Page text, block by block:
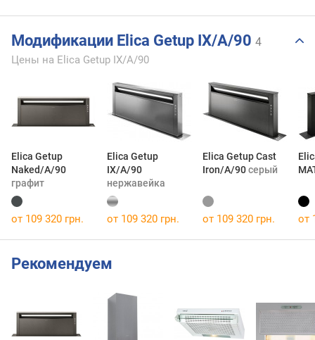
Модификации Elica Getup IX/A/90 4
Цены на Elica Getup IX/A/90
Elica Getup
Naked/A/90
графит
Elica Getup
IX/A/90
нержавейка
Elica Getup Cast
Iron/A/90серый
от 109 320 грн. от 109 320 грн. от 109 320 грн. от
Рекомендуем